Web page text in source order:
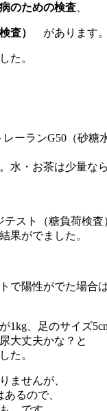
のための検査
査） があります。
た。
ーランG50（砂糖
水・お茶は少量な
テスト（糖負荷検
果がでました。
で陽性がでた場合は
1kg、足のサイズ
大丈夫かな？と
た。
ませんが、
るので、